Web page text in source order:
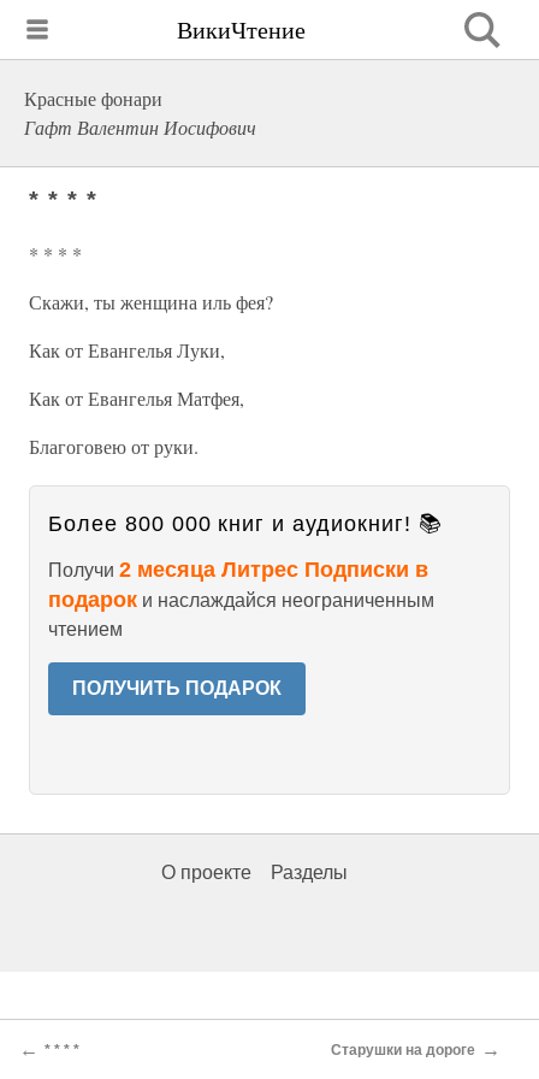
ВикиЧтение
Красные фонари
Гафт Валентин Иосифович
* * * *
* * * *
Скажи, ты женщина иль фея?
Как от Евангелья Луки,
Как от Евангелья Матфея,
Благоговею от руки.
Более 800 000 книг и аудиокниг! 📚
Получи 2 месяца Литрес Подписки в
подарок и наслаждайся неограниченным
чтением
ПОЛУЧИТЬ ПОДАРОК
О проекте Разделы
← * * * * Старушки на дороге →